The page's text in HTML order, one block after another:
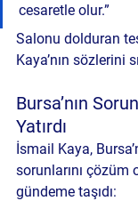
cesaretle olur.”
Salonu dolduran
Kaya’nın sözlerini
Bursa’nın
Yatırdı
İsmail Kaya,
sorunlarını çözüm
gündeme taşıdı: